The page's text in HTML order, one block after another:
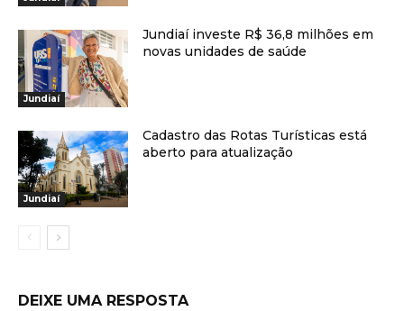
Jundiaí
Jundiaí investe R$ 36,8 milhões em
novas unidades de saúde
Jundiaí
Cadastro das Rotas Turísticas está
aberto para atualização
DEIXE UMA RESPOSTA